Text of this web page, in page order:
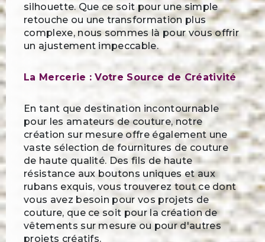
silhouette. Que ce soit pour une simple
retouche ou une transformation plus
complexe, nous sommes là pour vous offrir
un ajustement impeccable.
La Mercerie : Votre Source de Créativité
En tant que destination incontournable
pour les amateurs de couture, notre
création sur mesure offre également une
vaste sélection de fournitures de couture
de haute qualité. Des fils de haute
résistance aux boutons uniques et aux
rubans exquis, vous trouverez tout ce dont
vous avez besoin pour vos projets de
couture, que ce soit pour la création de
vêtements sur mesure ou pour d'autres
projets créatifs.